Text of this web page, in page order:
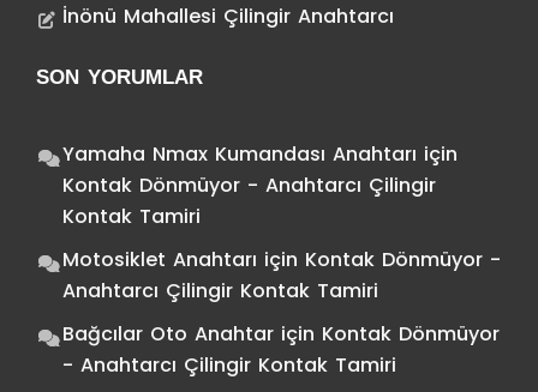
İnönü Mahallesi Çilingir Anahtarcı
SON YORUMLAR
Yamaha Nmax Kumandası Anahtarı için
Kontak Dönmüyor - Anahtarcı Çilingir
Kontak Tamiri
Motosiklet Anahtarı için Kontak Dönmüyor -
Anahtarcı Çilingir Kontak Tamiri
Bağcılar Oto Anahtar için Kontak Dönmüyor
- Anahtarcı Çilingir Kontak Tamiri